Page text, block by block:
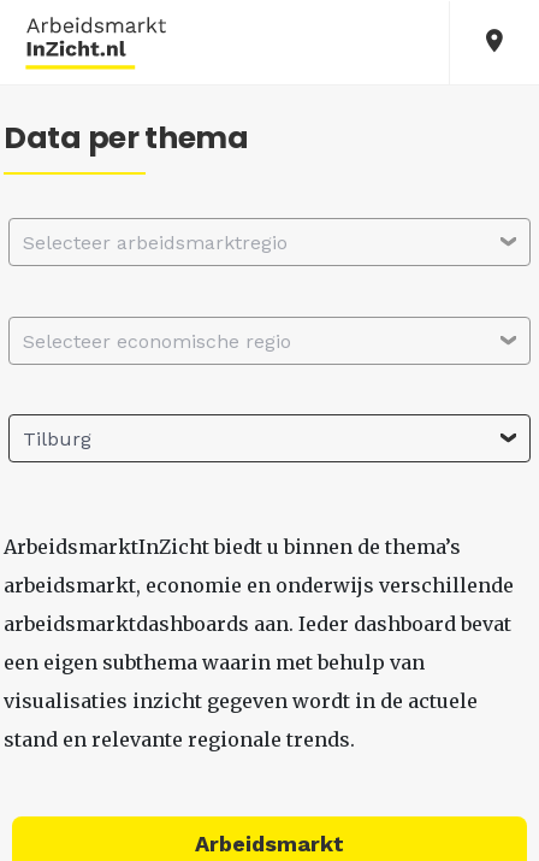
Data per thema
Selecteer arbeidsmarktregio
Selecteer economische regio
Tilburg
ArbeidsmarktInZicht biedt u binnen de thema’s
arbeidsmarkt, economie en onderwijs verschillende
arbeidsmarktdashboards aan. Ieder dashboard bevat
een eigen subthema waarin met behulp van
visualisaties inzicht gegeven wordt in de actuele
stand en relevante regionale trends.
Arbeidsmarkt